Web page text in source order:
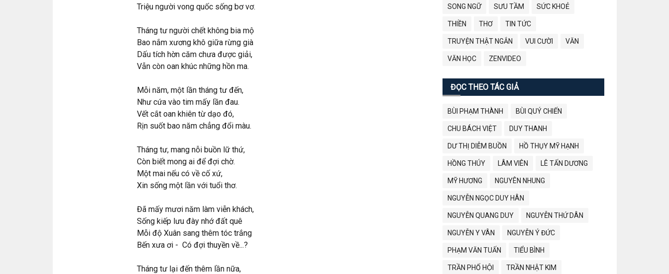
Triệu người vong quốc sống bơ vơ.
Tháng tư người chết không bia mộ
Bao nắm xương khô giữa rừng già
Dấu tích hờn căm chưa được giải,
Vẫn còn oan khúc những hồn ma.
Mỗi năm, một lần tháng tư đến,
Như cứa vào tim mấy lần đau.
Vết cắt oan khiên từ dạo đó,
Rịn suốt bao năm chẳng đổi màu.
Tháng tư, mang nỗi buồn lữ thứ,
Còn biết mong ai để đợi chờ.
Một mai nếu có về cố xứ,
Xin sống một lần với tuổi thơ.
Đã mấy mươi năm làm viễn khách,
Sống kiếp lưu đày nhớ đất quê
Mỗi độ Xuân sang thêm tóc trắng
Bến xưa ơi - Có đợi thuyền về...?
Tháng tư lại đến thêm lần nữa,
SONG NGỮ SƯU TẦM SỨC KHOẺ
THIỀN THƠ TIN TỨC
TRUYỆN THẬT NGẮN VUI CƯỜI VĂN
VĂN HỌC ZENVIDEO
ĐỌC THEO TÁC GIẢ
BÙI PHẠM THÀNH BÙI QUÝ CHIẾN
CHU BÁCH VIỆT DUY THANH
DƯ THỊ DIỄM BUỒN HỒ THỤY MỸ HẠNH
HỒNG THÚY LÂM VIÊN LÊ TẤN DƯƠNG
MỸ HƯƠNG NGUYÊN NHUNG
NGUYỄN NGỌC DUY HÂN
NGUYỄN QUANG DUY NGUYỄN THỨ DÂN
NGUYỄN Y VÂN NGUYỄN Ý ĐỨC
PHẠM VĂN TUẤN TIỂU BÌNH
TRẦN PHỐ HỘI TRẦN NHẬT KIM